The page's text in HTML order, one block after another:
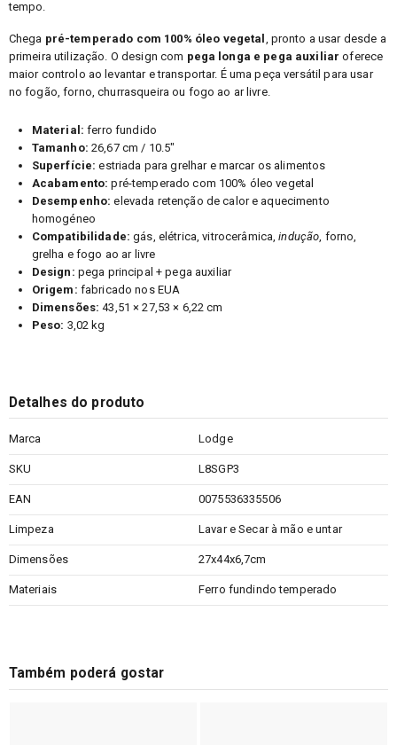
tempo.
Chega pré-temperado com 100% óleo vegetal , pronto a usar desde a
primeira utilização. O design com pega longa e pega auxiliar oferece
maior controlo ao levantar e transportar. É uma peça versátil para usar
no fogão, forno, churrasqueira ou fogo ao ar livre.
Material: ferro fundido
Tamanho: 26,67 cm / 10.5"
Superfície: estriada para grelhar e marcar os alimentos
Acabamento: pré-temperado com 100% óleo vegetal
Desempenho: elevada retenção de calor e aquecimento
homogéneo
Compatibilidade: gás, elétrica, vitrocerâmica,indução, forno,
grelha e fogo ao ar livre
Design: pega principal + pega auxiliar
Origem: fabricado nos EUA
Dimensões: 43,51 × 27,53 × 6,22 cm
Peso: 3,02 kg
Detalhes do produto
Marca Lodge
SKU L8SGP3
EAN 0075536335506
Limpeza Lavar e Secar à mão e untar
Dimensões 27x44x6,7cm
Materiais Ferro fundindo temperado
Também poderá gostar